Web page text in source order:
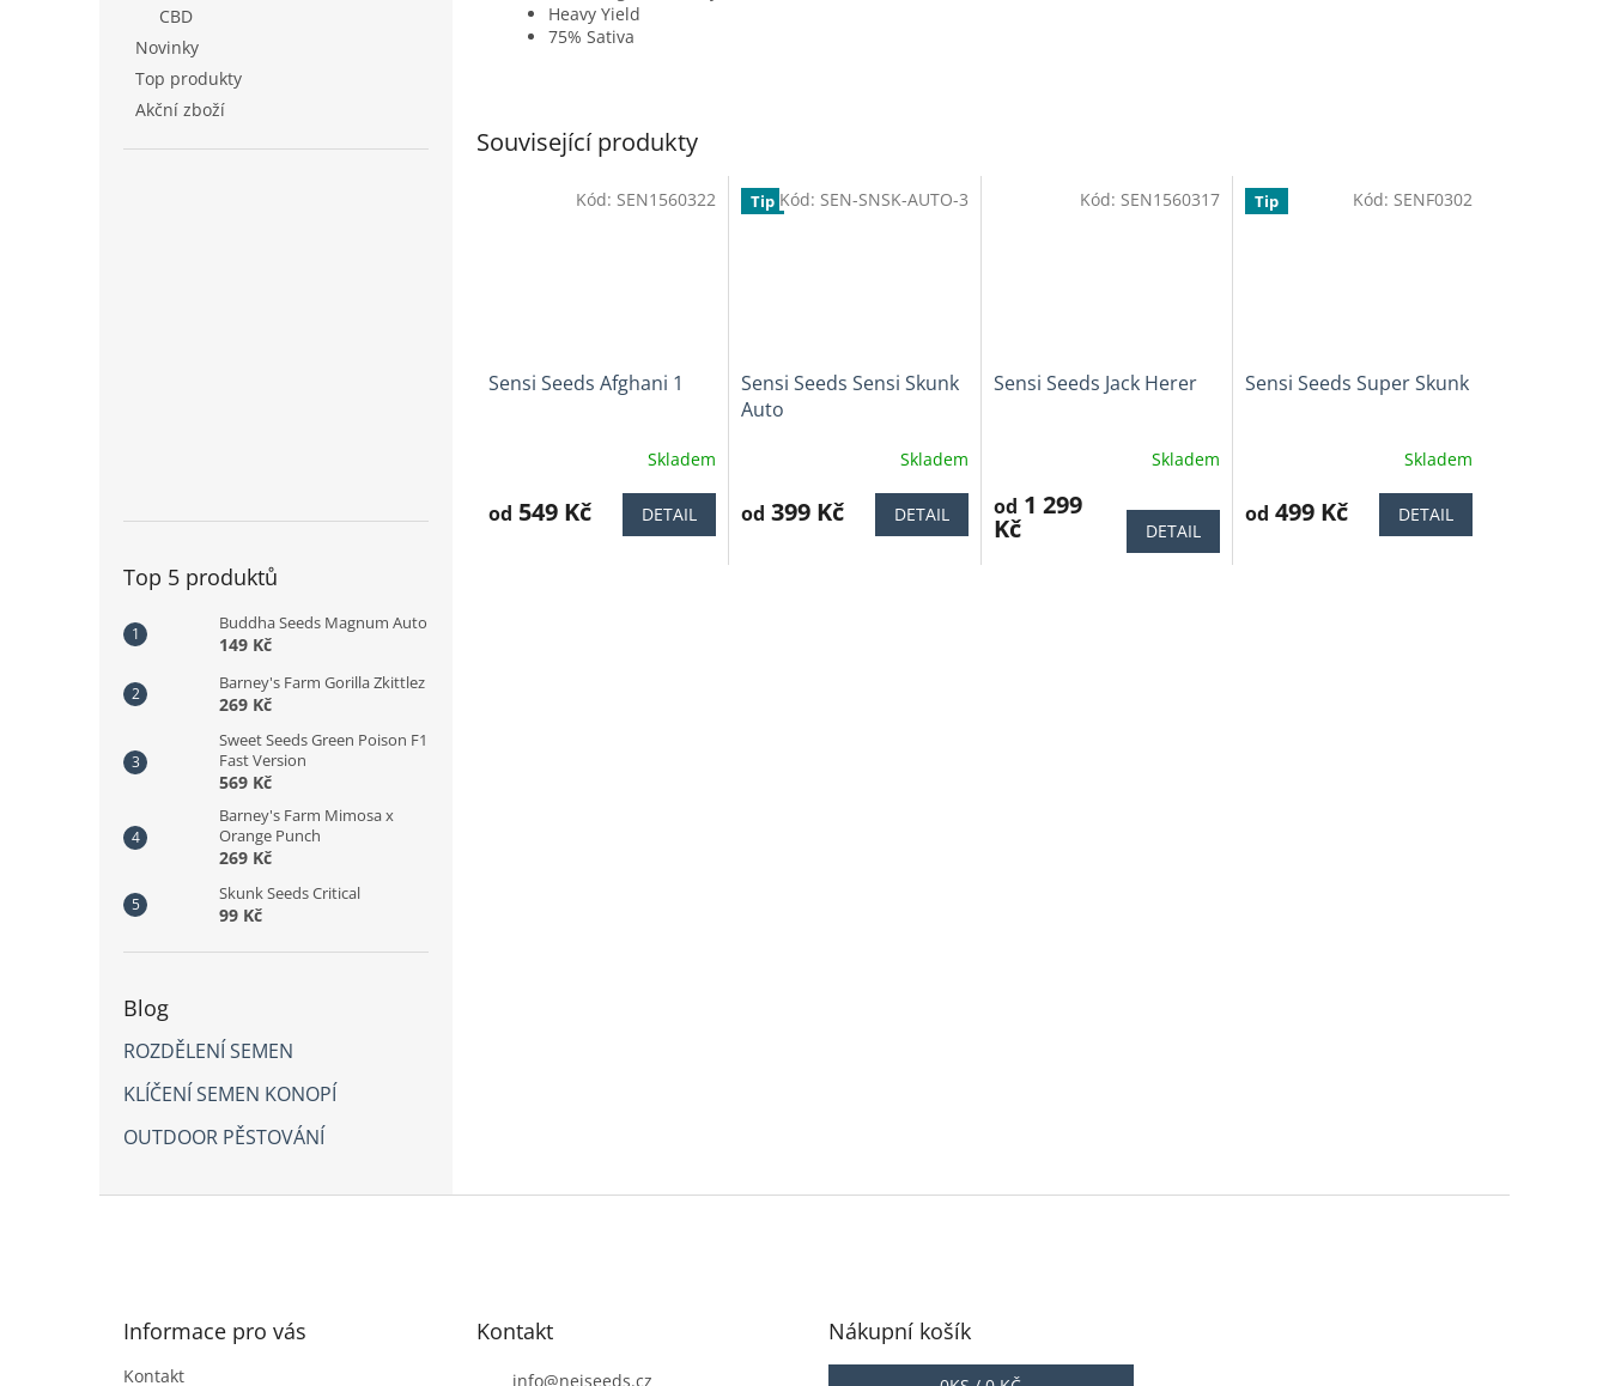
CBD
Novinky
Top produkty
Akční zboží
Top 5 produktů
Buddha Seeds Magnum Auto
149 Kč
Barney's Farm Gorilla Zkittlez
269 Kč
Sweet Seeds Green Poison F1
Fast Version
569 Kč
Barney's Farm Mimosa x
Orange Punch
269 Kč
Skunk Seeds Critical
99 Kč
Blog
ROZDĚLENÍ SEMEN
KLÍČENÍ SEMEN KONOPÍ
OUTDOOR PĚSTOVÁNÍ
Související produkty
Sensi Seeds Afghani 1
produktu
Skladem
od 549 Kč DETAIL
Kód: SEN1560322 Tip
Sensi Seeds Sensi Skunk
Auto
produktu
Skladem
od 399 Kč DETAIL
Kód: SEN-SNSK-AUTO-3
Sensi Seeds Jack Herer
produktu
je
Skladem
od 1 299
Kč DETAIL
Kód: SEN1560317 Tip
Sensi Seeds Super Skunk
produktu
Skladem
od 499 Kč DETAIL
Kód: SENF0302
Heavy Yield
75% Sativa
Informace pro vás
Kontakt
Kontakt
info@nejseeds.cz
Nákupní košík